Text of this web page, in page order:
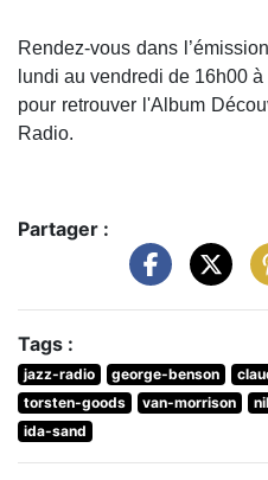
Rendez-vous dans
lundi au vendredi de 16h00
pour retrouver l'Album
Radio.
Partager :
Tags :
jazz-radio george-benson
torsten-goods
van-morrison
ida-sand